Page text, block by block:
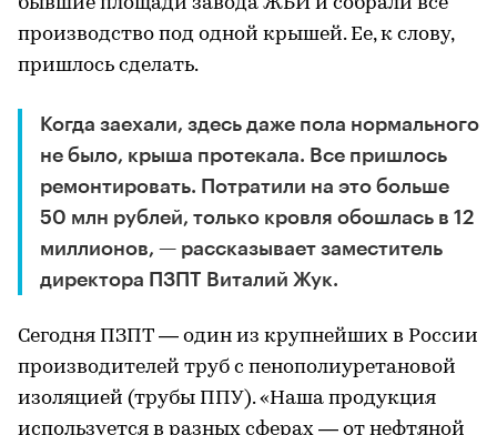
производство под одной крышей. Ее, к слову,
пришлось сделать.
Когда заехали, здесь даже пола нормального
не было, крыша протекала. Все пришлось
ремонтировать. Потратили на это больше
50 млн рублей, только кровля обошлась в 12
миллионов, — рассказывает заместитель
директора ПЗПТ Виталий Жук.
Сегодня ПЗПТ — один из крупнейших в России
производителей труб с пенополиуретановой
изоляцией (трубы ППУ). «Наша продукция
используется в разных сферах — от нефтяной